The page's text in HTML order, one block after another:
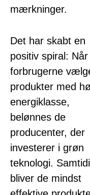
mærkninger.
Det har skabt en
positiv spiral: Når
forbrugerne
produkter med
energiklasse,
belønnes de
producenter, der
investerer i grøn
teknologi.
bliver de mindst